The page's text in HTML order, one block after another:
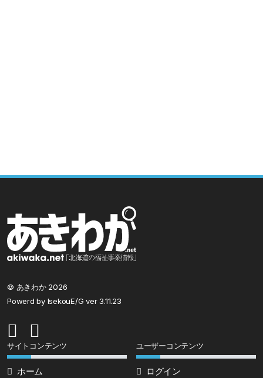
© あきわか 2026
Powerd by IsekouE/G ver 3.11.23
サイトコンテンツ
ホーム
ユーザーコンテンツ
ログイン